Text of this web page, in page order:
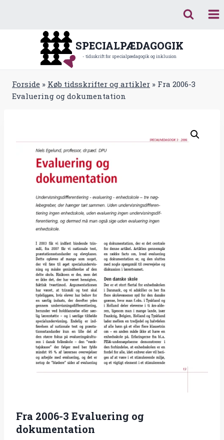
SPECIALPÆDAGOGIK
- tidsskrift for specialpædagogik og inklusion
Forside » Køb tidsskrifter og artikler » Fra 2006-3
Evaluering og dokumentation
Fra 2006-3 Evaluering og
dokumentation